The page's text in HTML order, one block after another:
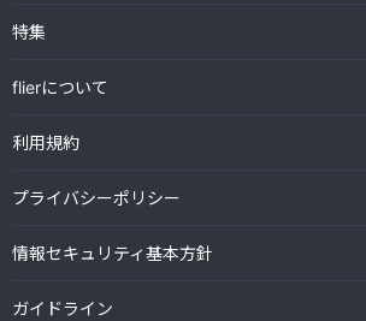
特集
flierについて
利用規約
プライバシーポリシー
情報セキュリティ基本方針
ガイドライン